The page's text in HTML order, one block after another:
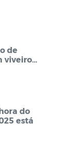
de
viveiros
do
está